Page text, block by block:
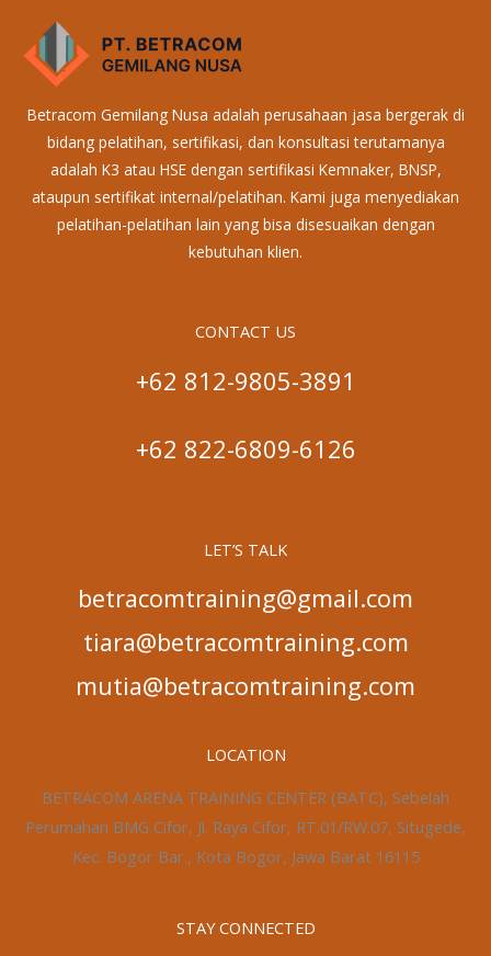
Betracom Gemilang Nusa adalah perusahaan jasa bergerak di
bidang pelatihan, sertifikasi, dan konsultasi terutamanya
adalah K3 atau HSE dengan sertifikasi Kemnaker, BNSP,
ataupun sertifikat internal/pelatihan. Kami juga menyediakan
pelatihan-pelatihan lain yang bisa disesuaikan dengan
kebutuhan klien.
CONTACT US
+62 812-9805-3891
+62 822-6809-6126
LET’S TALK
betracomtraining@gmail.com
tiara@betracomtraining.com
mutia@betracomtraining.com
LOCATION
BETRACOM ARENA TRAINING CENTER (BATC), Sebelah
Perumahan BMG Cifor, Jl. Raya Cifor, RT.01/RW.07, Situgede,
Kec. Bogor Bar., Kota Bogor, Jawa Barat 16115
STAY CONNECTED